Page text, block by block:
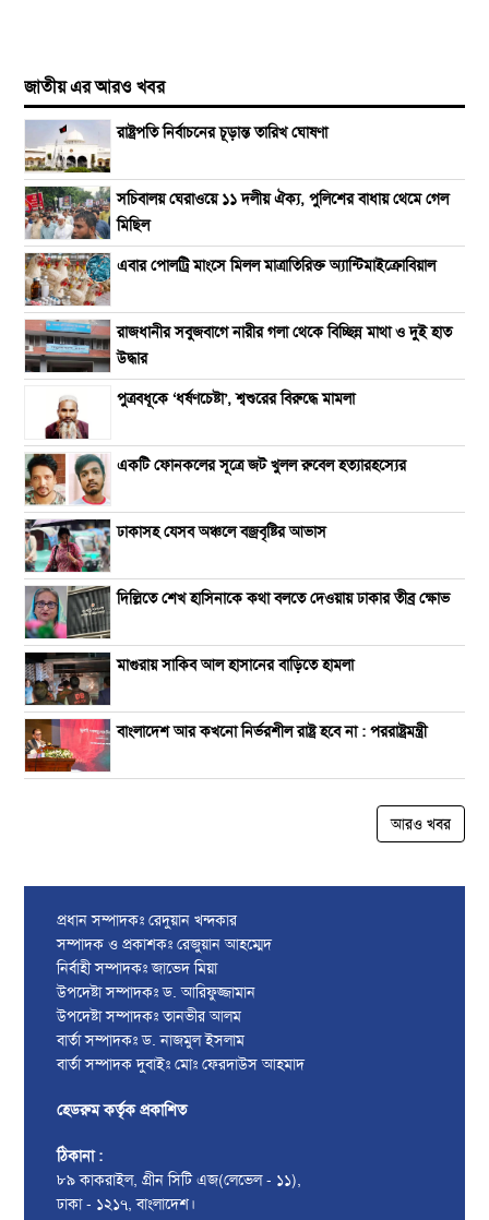
জাতীয় এর আরও খবর
রাষ্ট্রপতি নির্বাচনের চূড়ান্ত তারিখ ঘোষণা
সচিবালয় ঘেরাওয়ে ১১ দলীয় ঐক্য, পুলিশের বাধায় থেমে গেল
মিছিল
এবার পোলট্রি মাংসে মিলল মাত্রাতিরিক্ত অ্যান্টিমাইক্রোবিয়াল
রাজধানীর সবুজবাগে নারীর গলা থেকে বিচ্ছিন্ন মাথা ও দুই হাত
উদ্ধার
পুত্রবধূকে ‘ধর্ষণচেষ্টা’, শ্বশুরের বিরুদ্ধে মামলা
একটি ফোনকলের সূত্রে জট খুলল রুবেল হত্যারহস্যের
ঢাকাসহ যেসব অঞ্চলে বজ্রবৃষ্টির আভাস
দিল্লিতে শেখ হাসিনাকে কথা বলতে দেওয়ায় ঢাকার তীব্র ক্ষোভ
মাগুরায় সাকিব আল হাসানের বাড়িতে হামলা
বাংলাদেশ আর কখনো নির্ভরশীল রাষ্ট্র হবে না : পররাষ্ট্রমন্ত্রী
আরও খবর
প্রধান সম্পাদকঃ রেদুয়ান খন্দকার
সম্পাদক ও প্রকাশকঃ রেজুয়ান আহম্মেদ
নির্বাহী সম্পাদকঃ জাভেদ মিয়া
উপদেষ্টা সম্পাদকঃ ড. আরিফুজ্জামান
উপদেষ্টা সম্পাদকঃ তানভীর আলম
বার্তা সম্পাদকঃ ড. নাজমুল ইসলাম
বার্তা সম্পাদক দুবাইঃ মোঃ ফেরদাউস আহমাদ
হেডরুম কর্তৃক প্রকাশিত
ঠিকানা :
৮৯ কাকরাইল, গ্রীন সিটি এজ(লেভেল - ১১),
ঢাকা - ১২১৭, বাংলাদেশ।